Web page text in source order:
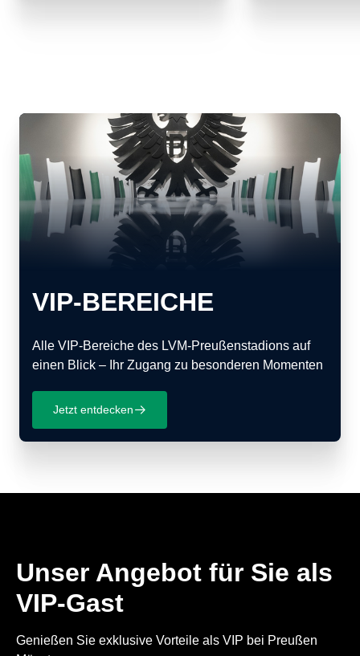
VIP-BEREICHE
Alle VIP-Bereiche des LVM-Preußenstadions auf
einen Blick – Ihr Zugang zu besonderen Momenten
Jetzt entdecken􀄫
Unser Angebot für Sie als
VIP-Gast
Genießen Sie exklusive Vorteile als VIP bei Preußen